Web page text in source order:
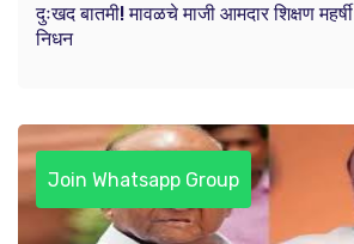
दुःखद बातमी! मावळचे माजी आमदार शिक्षण
निधन
Join Whatsapp Group